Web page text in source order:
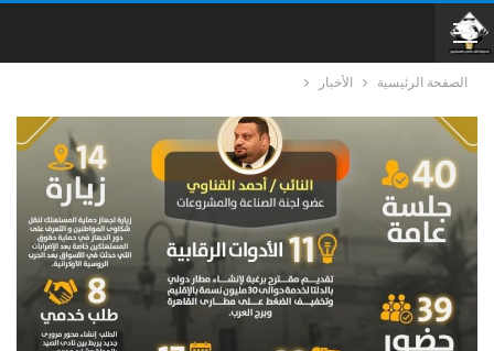
الصفحة الرئيسية الأخبار